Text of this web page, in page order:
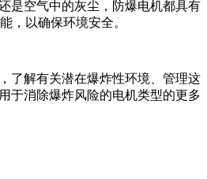
是空气中的灰尘，防爆电机都具有
，以确保环境安全。
了解有关潜在爆炸性环境、管理这
于消除爆炸风险的电机类型的更多